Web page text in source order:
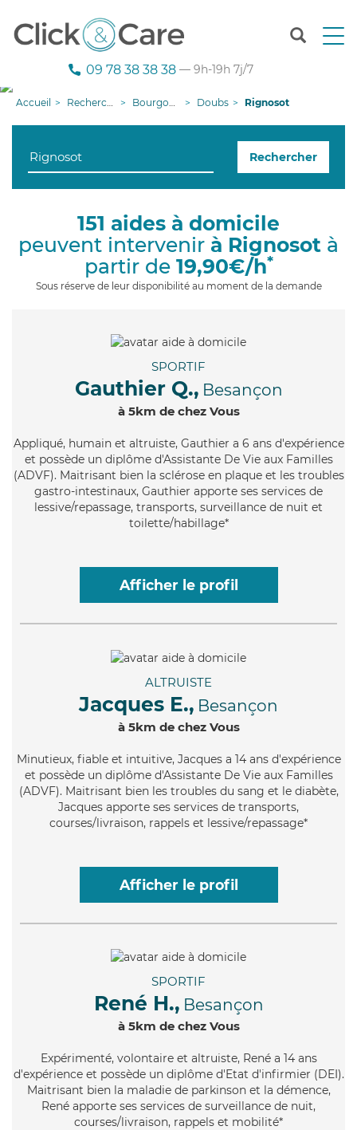
T
n
g
i
09 78 38 38 38 — 9h-19h 7j/7
Accueil Recherche aide à domicile Bourgogne-Franche-Comté Doubs Rignosot
Rechercher
151 aides à domicile
peuvent intervenir à Rignosot à
partir de 19,90€/h*
Sous réserve de leur disponibilité au moment de la demande
SPORTIF
Gauthier Q., Besançon
à 5km de chez Vous
Appliqué, humain et altruiste, Gauthier a 6 ans d'expérience
et possède un diplôme d'Assistante De Vie aux Familles
(ADVF). Maitrisant bien la sclérose en plaque et les troubles
gastro-intestinaux, Gauthier apporte ses services de
lessive/repassage, transports, surveillance de nuit et
toilette/habillage*
Afficher le profil
ALTRUISTE
Jacques E., Besançon
à 5km de chez Vous
Minutieux, fiable et intuitive, Jacques a 14 ans d'expérience
et possède un diplôme d'Assistante De Vie aux Familles
(ADVF). Maitrisant bien les troubles du sang et le diabète,
Jacques apporte ses services de transports,
courses/livraison, rappels et lessive/repassage*
Afficher le profil
SPORTIF
René H., Besançon
à 5km de chez Vous
Expérimenté, volontaire et altruiste, René a 14 ans
d'expérience et possède un diplôme d'Etat d'infirmier (DEI).
Maitrisant bien la maladie de parkinson et la démence,
René apporte ses services de surveillance de nuit,
courses/livraison, rappels et mobilité*